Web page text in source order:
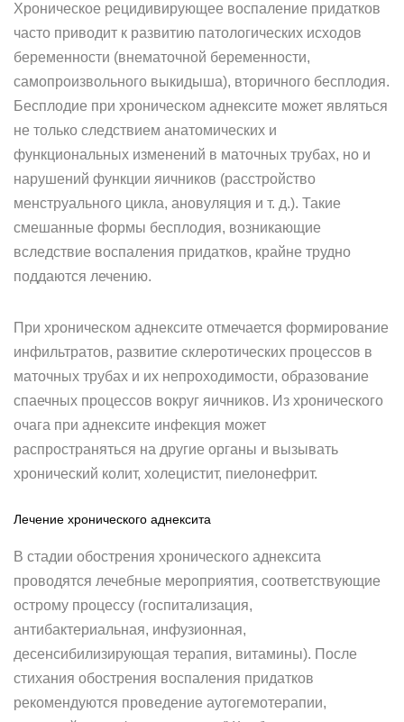
Хроническое рецидивирующее воспаление придатков
часто приводит к развитию патологических исходов
беременности (внематочной беременности,
самопроизвольного выкидыша), вторичного бесплодия.
Бесплодие при хроническом аднексите может являться
не только следствием анатомических и
функциональных изменений в маточных трубах, но и
нарушений функции яичников (расстройство
менструального цикла, ановуляция и т. д.). Такие
смешанные формы бесплодия, возникающие
вследствие воспаления придатков, крайне трудно
поддаются лечению.
При хроническом аднексите отмечается формирование
инфильтратов, развитие склеротических процессов в
маточных трубах и их непроходимости, образование
спаечных процессов вокруг яичников. Из хронического
очага при аднексите инфекция может
распространяться на другие органы и вызывать
хронический колит, холецистит, пиелонефрит.
Лечение хронического аднексита
В стадии обострения хронического аднексита
проводятся лечебные мероприятия, соответствующие
острому процессу (госпитализация,
антибактериальная, инфузионная,
десенсибилизирующая терапия, витамины). После
стихания обострения воспаления придатков
рекомендуются проведение аутогемотерапии,